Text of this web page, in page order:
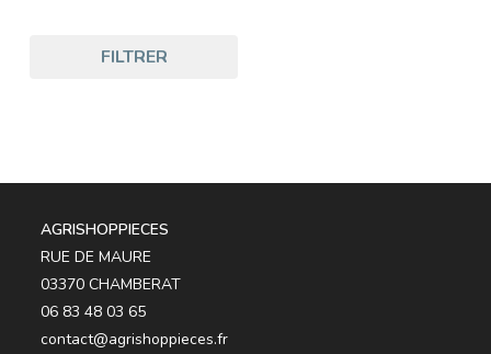
FILTRER
AGRISHOPPIECES
RUE DE MAURE
03370 CHAMBERAT
06 83 48 03 65
contact@agrishoppieces.fr